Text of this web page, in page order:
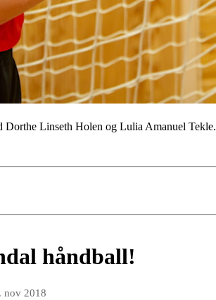
Dorthe Linseth Holen og Lulia Amanuel Tekle.
håndball!
nov 2018